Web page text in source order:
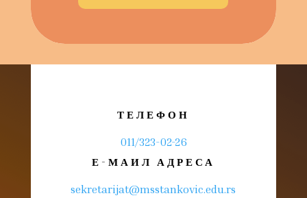
ТЕЛЕФОН
011/323-02-26
Е-МАИЛ АДРЕСА
sekretarijat@msstankovic.edu.rs